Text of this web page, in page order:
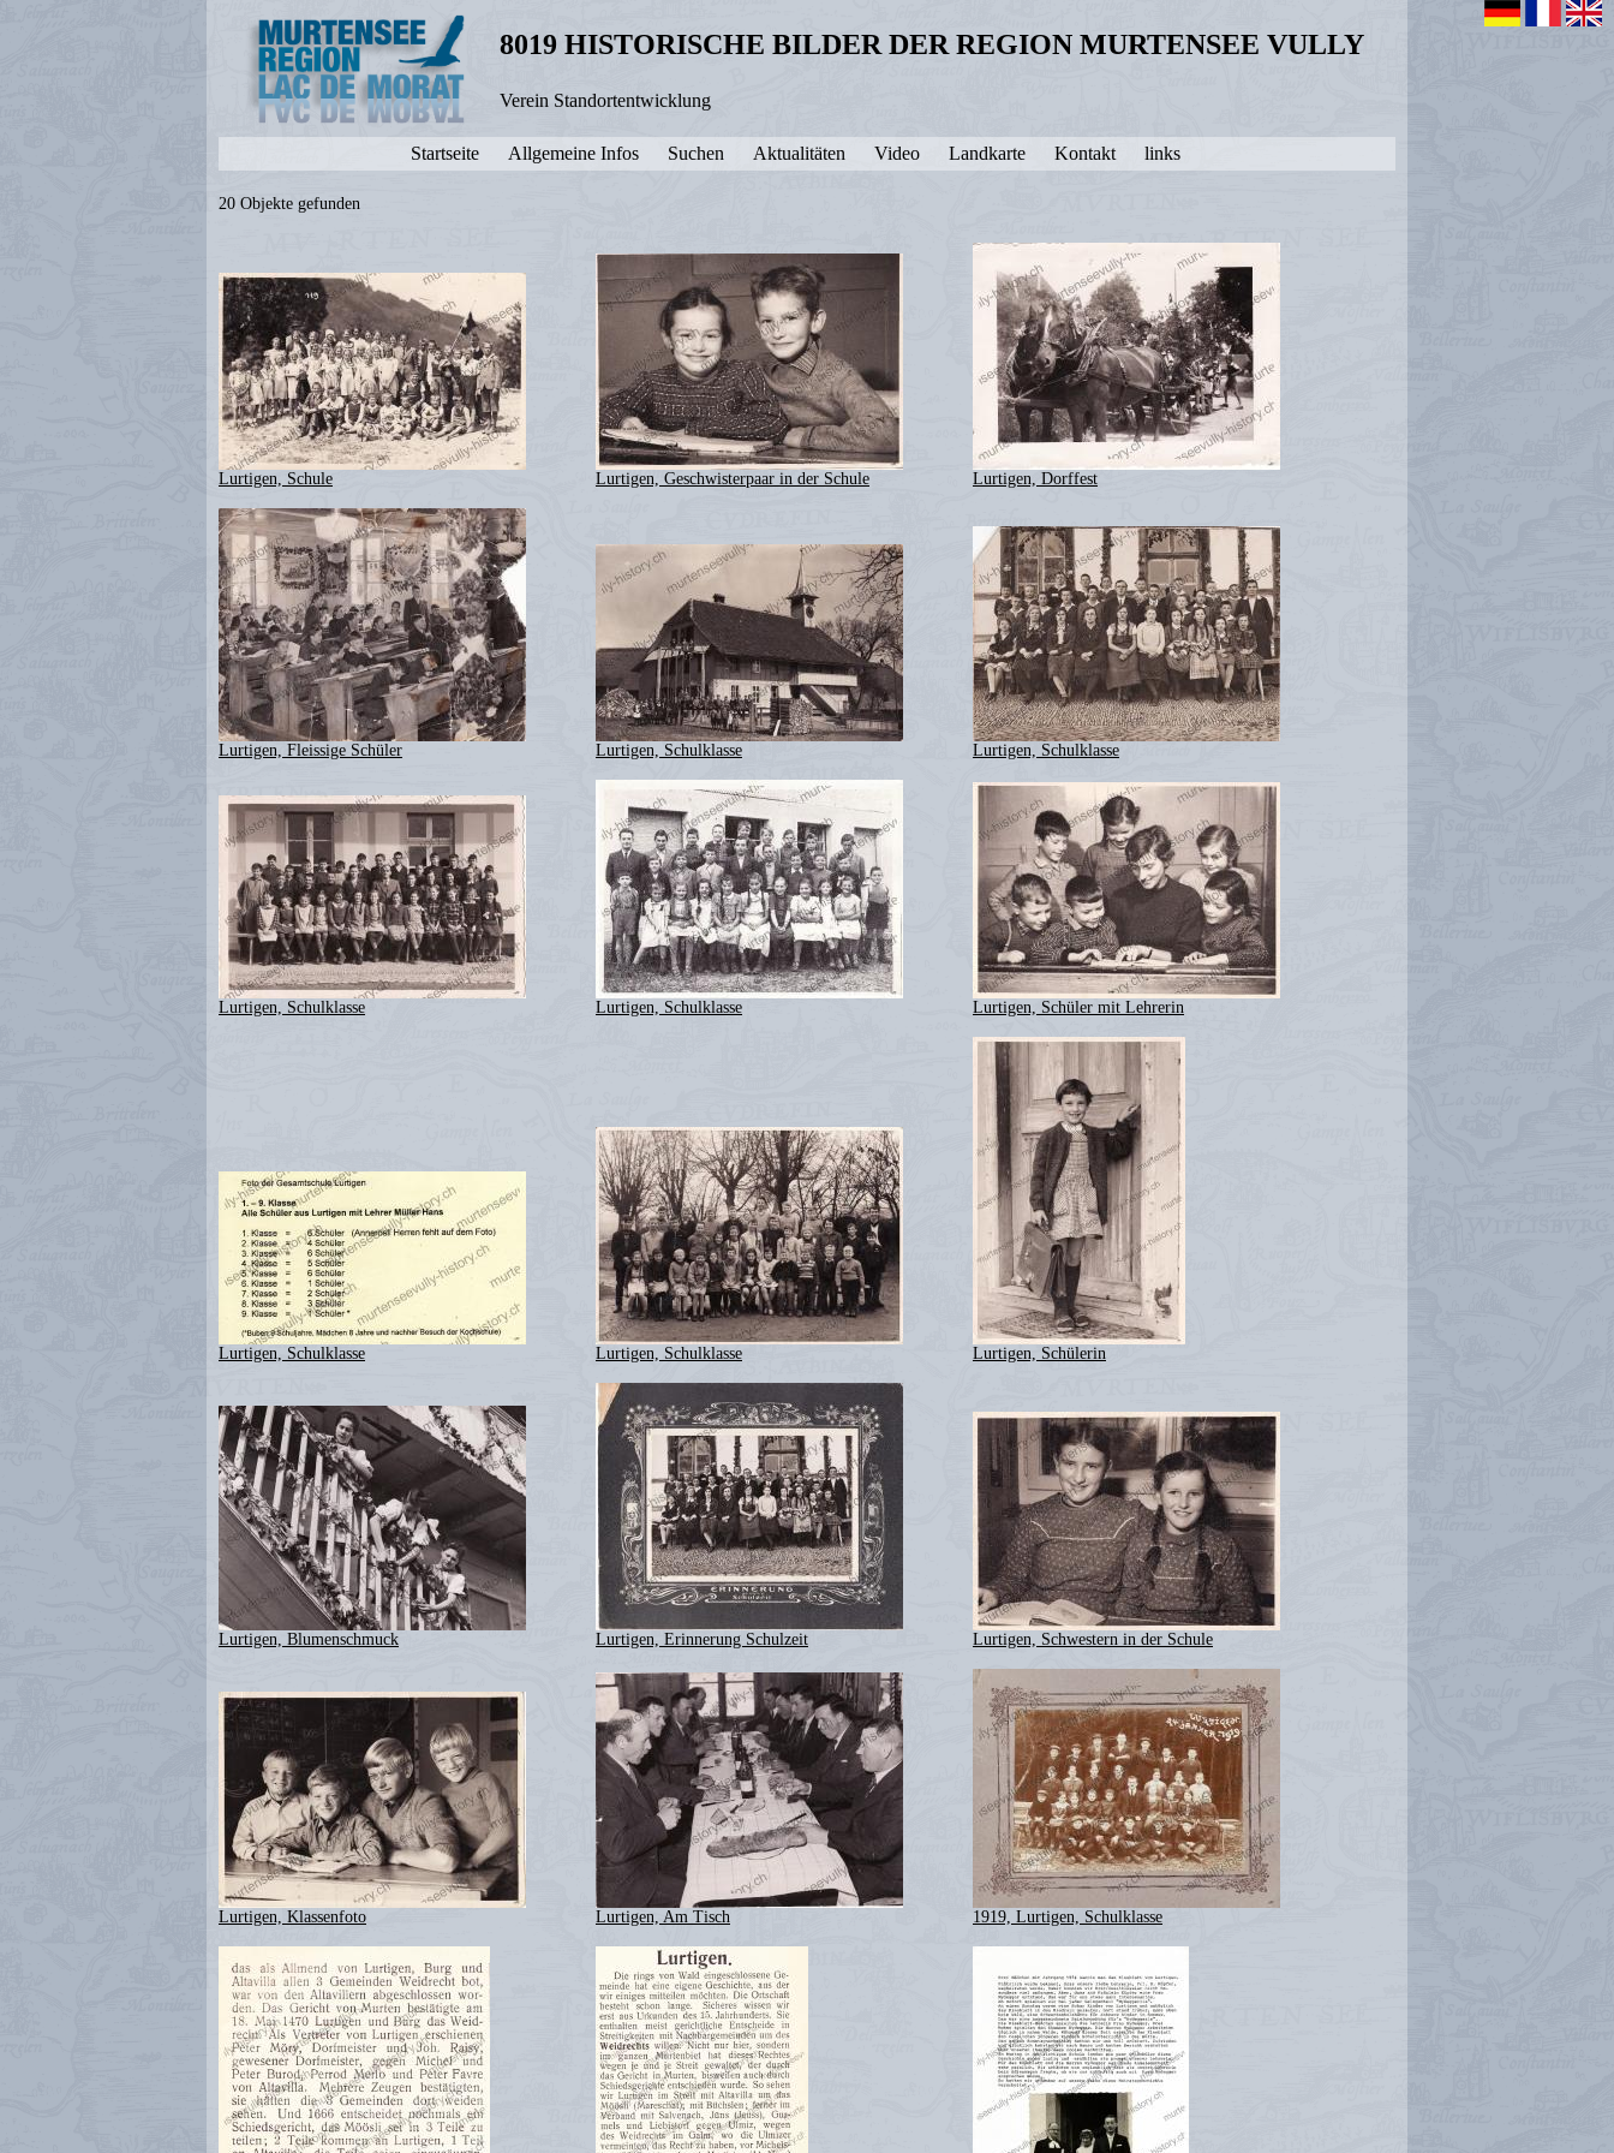
8019 HISTORISCHE BILDER DER REGION MURTENSEE VULLY
Verein Standortentwicklung
Startseite Allgemeine Infos Suchen Aktualitäten Video Landkarte Kontakt links
20 Objekte gefunden
Lurtigen, Schule Lurtigen, Geschwisterpaar in der Schule Lurtigen, Dorffest
Lurtigen, Fleissige Schüler Lurtigen, Schulklasse Lurtigen, Schulklasse
Lurtigen, Schulklasse Lurtigen, Schulklasse Lurtigen, Schüler mit Lehrerin
Lurtigen, Schulklasse Lurtigen, Schulklasse Lurtigen, Schülerin
Lurtigen, Blumenschmuck Lurtigen, Erinnerung Schulzeit Lurtigen, Schwestern in der Schule
Lurtigen, Klassenfoto Lurtigen, Am Tisch 1919, Lurtigen, Schulklasse